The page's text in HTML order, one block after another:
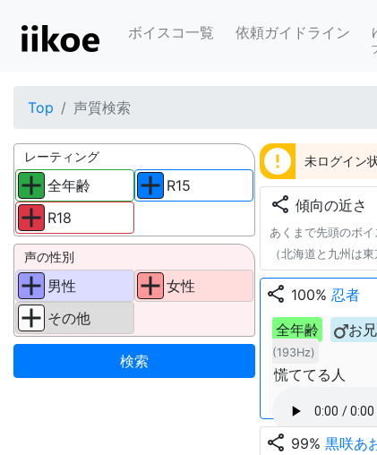
ボイスコ一覧 依頼ガイドライン
Top 声質検索
レーティング
全年齢
R18
R15
声の性別
男性
その他
女性
error 未ログイン
share 傾向の近さ
あくまで先頭のボ
（北海道と九州は
share 100% 忍者
全年齢
お
(193Hz)
慌ててる人
share 99% 黒咲あ